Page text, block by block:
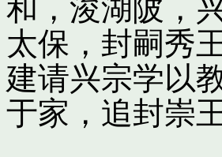
和，浚湖陂，
太保，封嗣秀
建请兴宗学以
于家，追封崇